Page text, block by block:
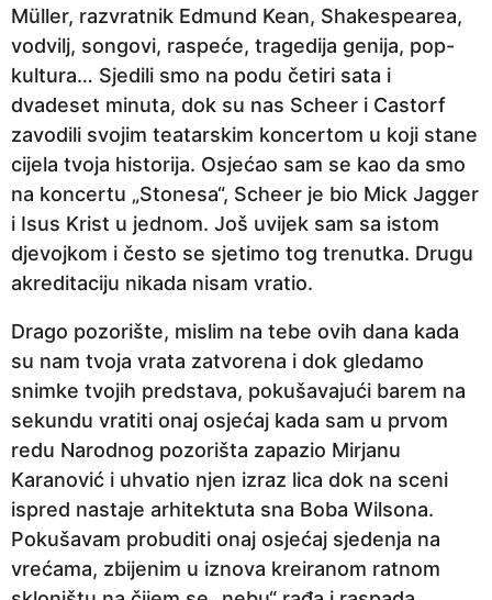
Müller, razvratnik Edmund Kean, Shakespearea,
vodvilj, songovi, raspeće, tragedija genija, pop-
kultura… Sjedili smo na podu četiri sata i
dvadeset minuta, dok su nas Scheer i Castorf
zavodili svojim teatarskim koncertom u koji stane
cijela tvoja historija. Osjećao sam se kao da smo
na koncertu „Stonesa“, Scheer je bio Mick Jagger
i Isus Krist u jednom. Još uvijek sam sa istom
djevojkom i često se sjetimo tog trenutka. Drugu
akreditaciju nikada nisam vratio.
Drago pozorište, mislim na tebe ovih dana kada
su nam tvoja vrata zatvorena i dok gledamo
snimke tvojih predstava, pokušavajući barem na
sekundu vratiti onaj osjećaj kada sam u prvom
redu Narodnog pozorišta zapazio Mirjanu
Karanović i uhvatio njen izraz lica dok na sceni
ispred nastaje arhitektuta sna Boba Wilsona.
Pokušavam probuditi onaj osjećaj sjedenja na
vrećama, zbijenim u iznova kreiranom ratnom